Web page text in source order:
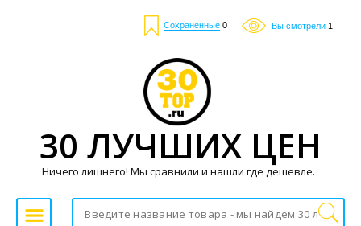
Сохраненные 0 Вы смотрели 1
30 ЛУЧШИХ ЦЕН
Ничего лишнего! Мы сравнили и нашли где дешевле.